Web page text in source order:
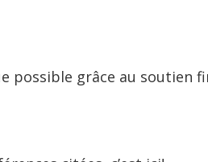
possible grâce au